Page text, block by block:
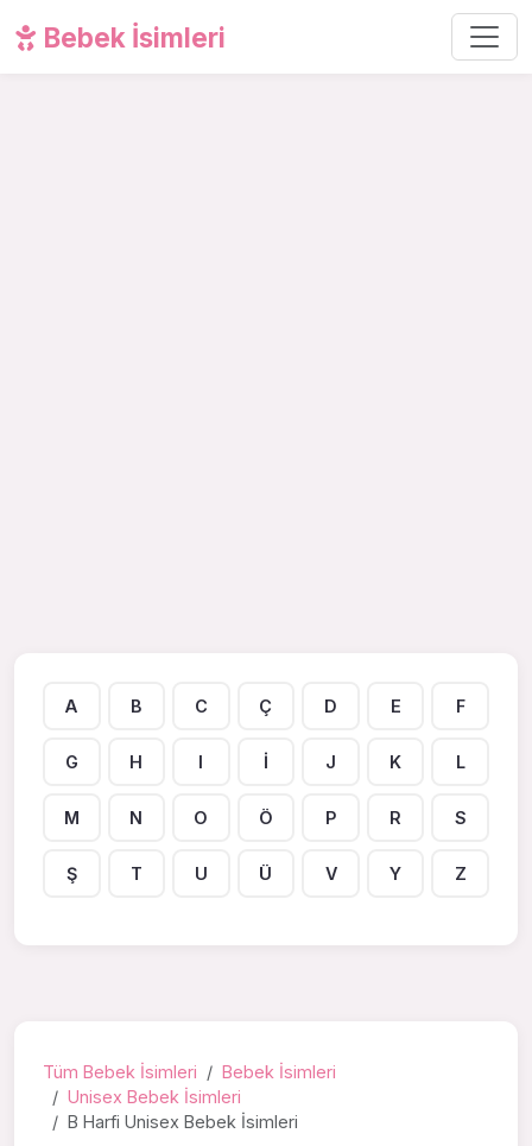
Bebek İsimleri
A B C Ç D E F
G H I İ J K L
M N O Ö P R S
Ş T U Ü V Y Z
Tüm Bebek İsimleri
Bebek İsimleri
Unisex Bebek İsimleri
B Harfi Unisex Bebek İsimleri